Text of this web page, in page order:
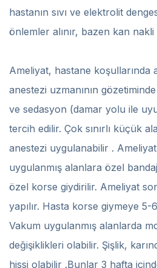
hastanın sıvı ve elektrolit
önlemler alınır, bazen kan
Ameliyat, hastane koşullarında
anestezi uzmanının
ve sedasyon (damar yolu ile
tercih edilir. Çok sınırlı küçük
anestezi uygulanabilir .
uygulanmış alanlara özel
özel korse giydirilir. Ameliyat
yapılır. Hasta korse giymeye 5-
Vakum uygulanmış alanlarda
değişiklikleri olabilir. Şişlik,
hissi olabilir .Bunlar 3 hafta